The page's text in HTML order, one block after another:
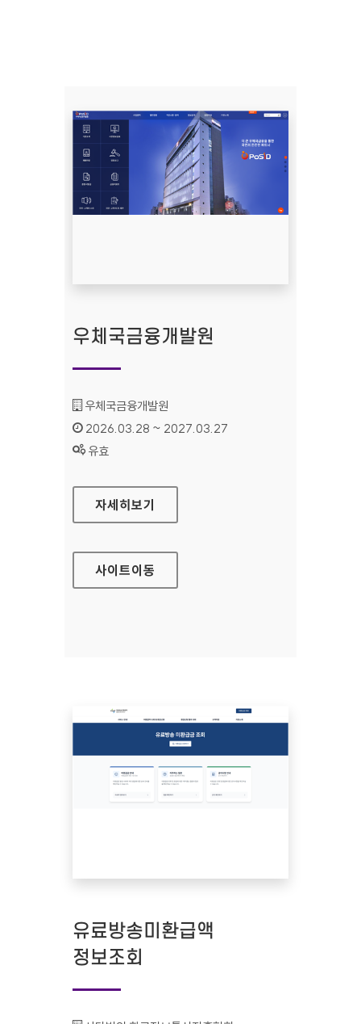
우체국금융개발원
기관명 :
우체국금융개발원
인증기간 :
2026.03.28 ~ 2027.03.27
상태 :
유효
우체국금융개발원
자세히보기
사이트이동
유료방송미환급액
정보조회